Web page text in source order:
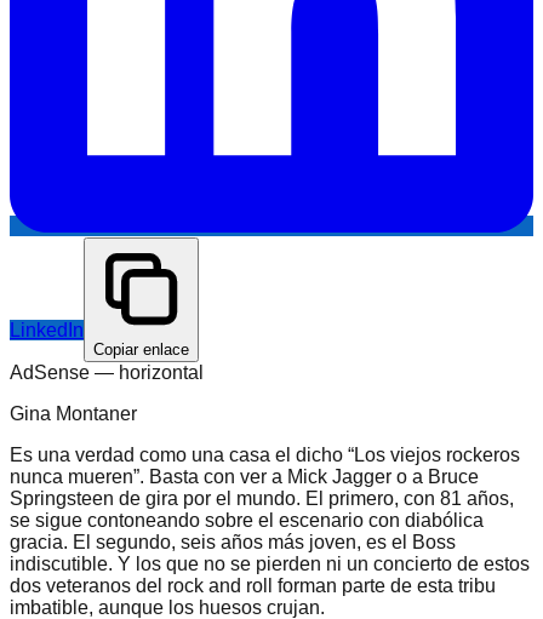
LinkedIn
Copiar enlace
AdSense — horizontal
Gina Montaner
Es una verdad como una casa el dicho “Los viejos rockeros
nunca mueren”. Basta con ver a Mick Jagger o a Bruce
Springsteen de gira por el mundo. El primero, con 81 años,
se sigue contoneando sobre el escenario con diabólica
gracia. El segundo, seis años más joven, es el Boss
indiscutible. Y los que no se pierden ni un concierto de estos
dos veteranos del rock and roll forman parte de esta tribu
imbatible, aunque los huesos crujan.